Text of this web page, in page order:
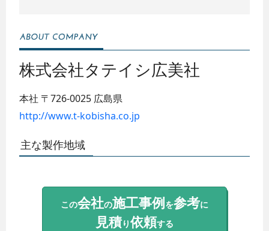
株式会社タテイシ広美社
本社 〒726-0025 広島県
http://www.t-kobisha.co.jp
主な製作地域
この会社の施工事例を参考に
見積り依頼する